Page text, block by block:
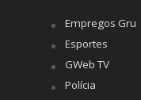
Empregos Gru
Esportes
GWeb TV
Polícia